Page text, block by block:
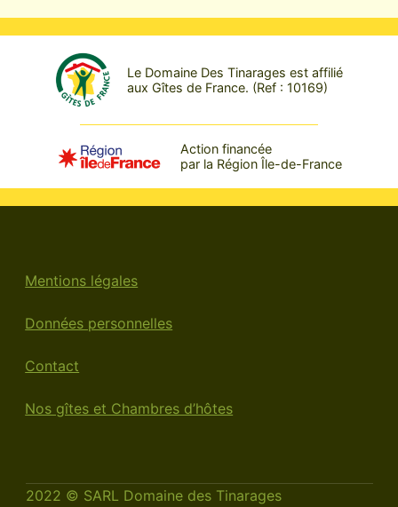
Le Domaine Des Tinarages est affilié
aux Gîtes de France. (Ref : 10169)
Action financée
par la Région Île-de-France
Mentions légales
Données personnelles
Contact
Nos gîtes et Chambres d’hôtes
2022 © SARL Domaine des Tinarages